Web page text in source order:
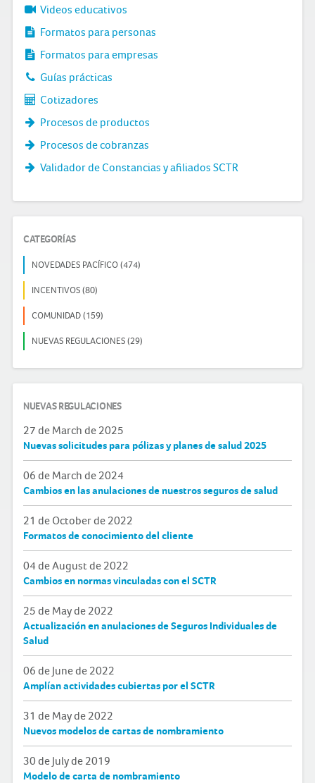
Videos educativos
Formatos para personas
Formatos para empresas
Guías prácticas
Cotizadores
Procesos de productos
Procesos de cobranzas
Validador de Constancias y afiliados SCTR
CATEGORÍAS
NOVEDADES PACÍFICO (474)
INCENTIVOS (80)
COMUNIDAD (159)
NUEVAS REGULACIONES (29)
NUEVAS REGULACIONES
27 de March de 2025
Nuevas solicitudes para pólizas y planes de salud 2025
06 de March de 2024
Cambios en las anulaciones de nuestros seguros de salud
21 de October de 2022
Formatos de conocimiento del cliente
04 de August de 2022
Cambios en normas vinculadas con el SCTR
25 de May de 2022
Actualización en anulaciones de Seguros Individuales de
Salud
06 de June de 2022
Amplían actividades cubiertas por el SCTR
31 de May de 2022
Nuevos modelos de cartas de nombramiento
30 de July de 2019
Modelo de carta de nombramiento